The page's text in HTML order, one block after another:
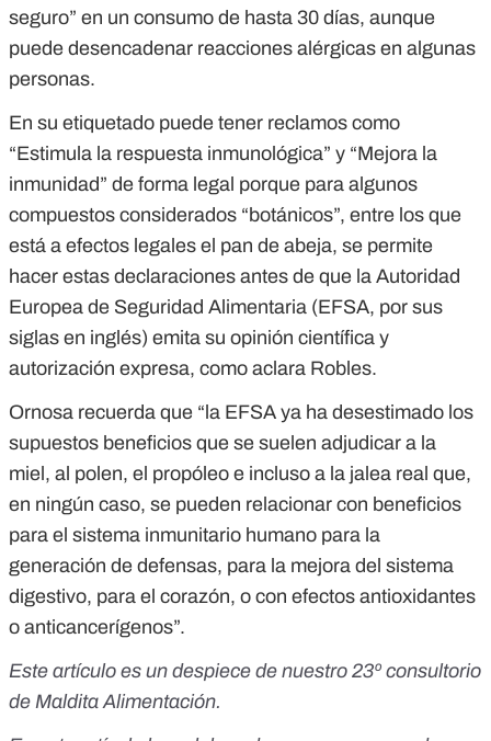
seguro” en un consumo de hasta 30 días, aunque
puede desencadenar reacciones alérgicas en algunas
personas.
En su etiquetado puede tener reclamos como
“Estimula la respuesta inmunológica” y “Mejora la
inmunidad” de forma legal porque para algunos
compuestos considerados “botánicos”, entre los que
está a efectos legales el pan de abeja, se permite
hacer estas declaraciones antes de que la Autoridad
Europea de Seguridad Alimentaria (EFSA, por sus
siglas en inglés) emita su opinión científica y
autorización expresa, como aclara Robles.
Ornosa recuerda que “la EFSA ya ha desestimado los
supuestos beneficios que se suelen adjudicar a la
miel, al polen, el propóleo e incluso a la jalea real que,
en ningún caso, se pueden relacionar con beneficios
para el sistema inmunitario humano para la
generación de defensas, para la mejora del sistema
digestivo, para el corazón, o con efectos antioxidantes
o anticancerígenos”.
Este artículo es un despiece de nuestro 23º consultorio
de Maldita Alimentación.